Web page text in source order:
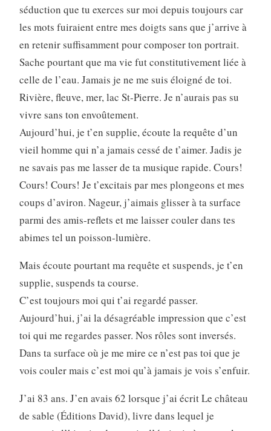
séduction que tu exerces sur moi depuis toujours car
les mots fuiraient entre mes doigts sans que j’arrive à
en retenir suffisamment pour composer ton portrait.
Sache pourtant que ma vie fut constitutivement liée à
celle de l’eau. Jamais je ne me suis éloigné de toi.
Rivière, fleuve, mer, lac St-Pierre. Je n’aurais pas su
vivre sans ton envoûtement.
Aujourd’hui, je t’en supplie, écoute la requête d’un
vieil homme qui n’a jamais cessé de t’aimer. Jadis je
ne savais pas me lasser de ta musique rapide. Cours!
Cours! Cours! Je t’excitais par mes plongeons et mes
coups d’aviron. Nageur, j’aimais glisser à ta surface
parmi des amis-reflets et me laisser couler dans tes
abimes tel un poisson-lumière.
Mais écoute pourtant ma requête et suspends, je t’en
supplie, suspends ta course.
C’est toujours moi qui t’ai regardé passer.
Aujourd’hui, j’ai la désagréable impression que c’est
toi qui me regardes passer. Nos rôles sont inversés.
Dans ta surface où je me mire ce n’est pas toi que je
vois couler mais c’est moi qu’à jamais je vois s’enfuir.
J’ai 83 ans. J’en avais 62 lorsque j’ai écrit Le château
de sable (Éditions David), livre dans lequel je